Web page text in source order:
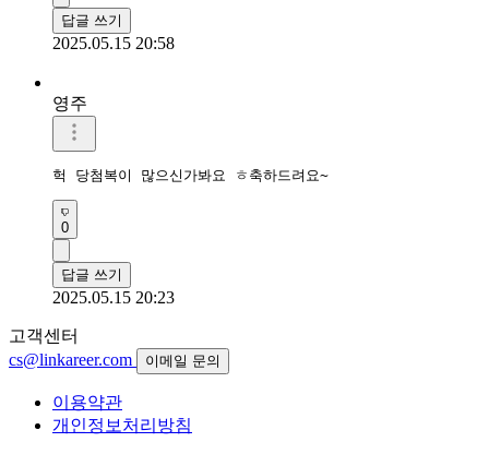
답글 쓰기
2025.05.15 20:58
영주
헉 당첨복이 많으신가봐요 ㅎ축하드려요~
0
답글 쓰기
2025.05.15 20:23
고객센터
cs@linkareer.com
이메일 문의
이용약관
개인정보처리방침